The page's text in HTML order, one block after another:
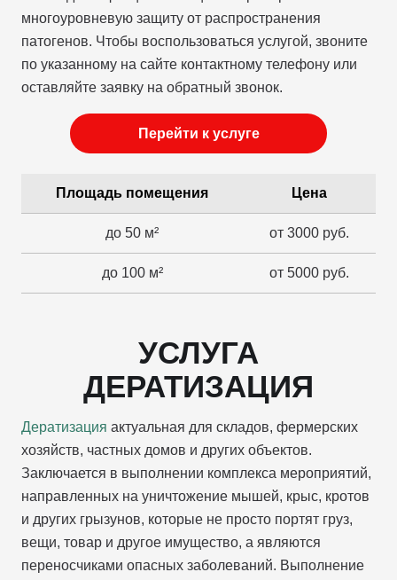
многоуровневую защиту от распространения
патогенов. Чтобы воспользоваться услугой, звоните
по указанному на сайте контактному телефону или
оставляйте заявку на обратный звонок.
Перейти к услуге
Площадь помещения Цена
до 50 м² от 3000 руб.
до 100 м² от 5000 руб.
УСЛУГА
ДЕРАТИЗАЦИЯ
Дератизация актуальная для складов, фермерских
хозяйств, частных домов и других объектов.
Заключается в выполнении комплекса мероприятий,
направленных на уничтожение мышей, крыс, кротов
и других грызунов, которые не просто портят груз,
вещи, товар и другое имущество, а являются
переносчиками опасных заболеваний. Выполнение